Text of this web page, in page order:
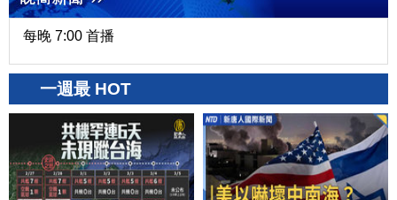
每晚 7:00 首播
一週最 HOT